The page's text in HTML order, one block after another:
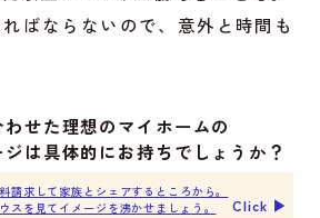
ばならないので、意外と時間も
わせた理想のマイホームの
は具体的にお持ちでしょうか？
請求して家族とシェアするところから。
スを見てイメージを沸かせましょう。
Click ▶︎